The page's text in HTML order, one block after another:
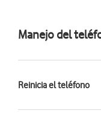
Manejo del
Reinicia el teléfono